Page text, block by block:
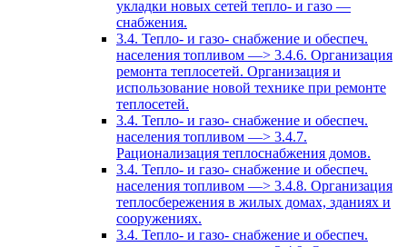
укладки новых сетей тепло- и газо —
снабжения.
3.4. Тепло- и газо- снабжение и обеспеч.
населения топливом —> 3.4.6. Организация
ремонта теплосетей. Организация и
использование новой технике при ремонте
теплосетей.
3.4. Тепло- и газо- снабжение и обеспеч.
населения топливом —> 3.4.7.
Рационализация теплоснабжения домов.
3.4. Тепло- и газо- снабжение и обеспеч.
населения топливом —> 3.4.8. Организация
теплосбережения в жилых домах, зданиях и
сооружениях.
3.4. Тепло- и газо- снабжение и обеспеч.